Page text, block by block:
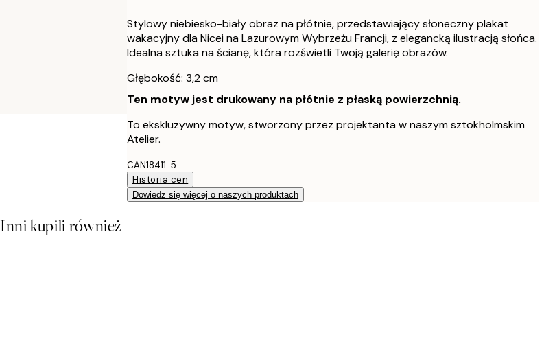
Stylowy niebiesko-biały obraz na płótnie, przedstawiający słoneczny plakat
wakacyjny dla Nicei na Lazurowym Wybrzeżu Francji, z elegancką ilustracją słońca.
Idealna sztuka na ścianę, która rozświetli Twoją galerię obrazów.
Głębokość: 3,2 cm
Ten motyw jest drukowany na płótnie z płaską powierzchnią.
To ekskluzywny motyw, stworzony przez projektanta w naszym sztokholmskim
Atelier.
CAN18411-5
Historia cen
Dowiedz się więcej o naszych produktach
Inni kupili również